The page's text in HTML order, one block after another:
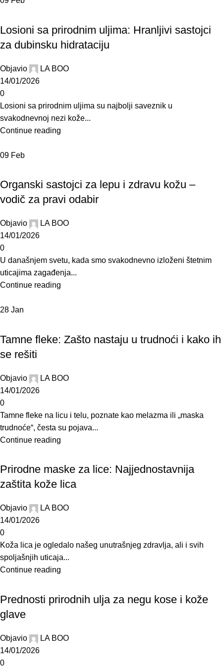
Losioni sa prirodnim uljima: Hranljivi sastojci
za dubinsku hidrataciju
Objavio
LA BOO
14/01/2026
0
Losioni sa prirodnim uljima su najbolji saveznik u
svakodnevnoj nezi kože...
Continue reading
09 Feb
Organski sastojci za lepu i zdravu kožu –
vodič za pravi odabir
Objavio
LA BOO
14/01/2026
0
U današnjem svetu, kada smo svakodnevno izloženi štetnim
uticajima zagađenja...
Continue reading
28 Jan
Tamne fleke: Zašto nastaju u trudnoći i kako ih
se rešiti
Objavio
LA BOO
14/01/2026
0
Tamne fleke na licu i telu, poznate kao melazma ili „maska
trudnoće“, česta su pojava...
Continue reading
Prirodne maske za lice: Najjednostavnija
zaštita kože lica
Objavio
LA BOO
14/01/2026
0
Koža lica je ogledalo našeg unutrašnjeg zdravlja, ali i svih
spoljašnjih uticaja...
Continue reading
Prednosti prirodnih ulja za negu kose i kože
glave
Objavio
LA BOO
14/01/2026
0